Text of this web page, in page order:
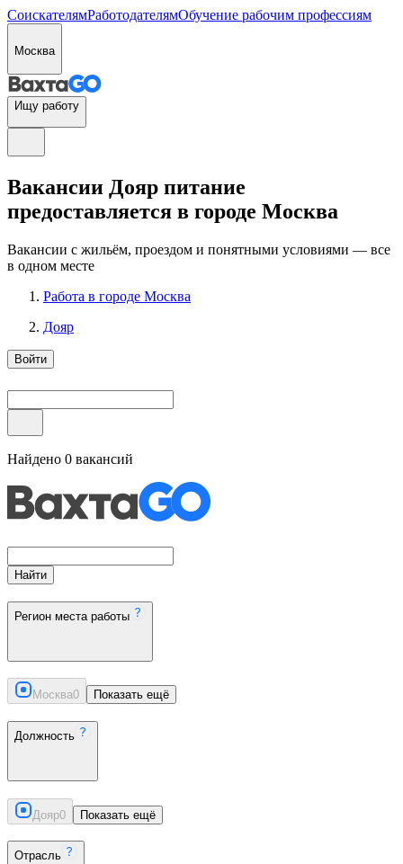
СоискателямРаботодателямОбучение рабочим профессиям
Москва
Ищу работу
Вакансии Дояр питание
предоставляется в городе Москва
Вакансии с жильём, проездом и понятными условиями — все
в одном месте
Работа в городе Москва
Дояр
Войти
Найдено 0 вакансий
Найти
Регион места работы
Москва0 Показать ещё
Должность
Дояр0 Показать ещё
Отрасль